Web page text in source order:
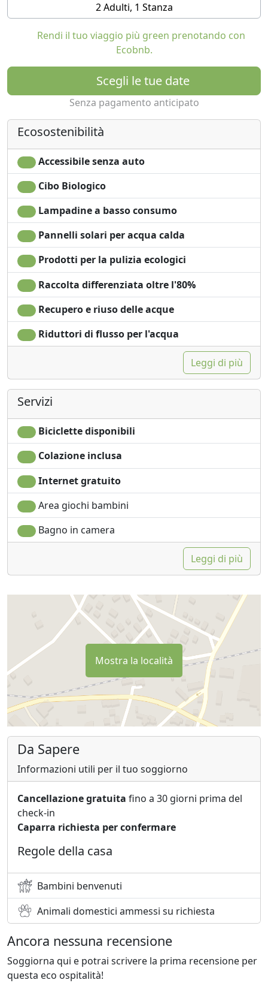
2 Adulti, 1 Stanza
Rendi il tuo viaggio più green prenotando con
Ecobnb.
Scegli le tue date
Senza pagamento anticipato
Ecosostenibilità
Accessibile senza auto
Cibo Biologico
Lampadine a basso consumo
Pannelli solari per acqua calda
Prodotti per la pulizia ecologici
Raccolta differenziata oltre l'80%
Recupero e riuso delle acque
Riduttori di flusso per l'acqua
Leggi di più
Servizi
Biciclette disponibili
Colazione inclusa
Internet gratuito
Area giochi bambini
Bagno in camera
Leggi di più
Mostra la località
Da Sapere
Informazioni utili per il tuo soggiorno
Cancellazione gratuita fino a 30 giorni prima del
check-in
Caparra richiesta per confermare
Regole della casa
Bambini benvenuti
Animali domestici ammessi su richiesta
Ancora nessuna recensione
Soggiorna qui e potrai scrivere la prima recensione per
questa eco ospitalità!